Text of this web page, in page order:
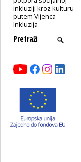
inkluziji kroz kulturu
putem Vijenca
Inkluzija